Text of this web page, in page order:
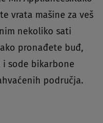
vrata mašine za veš
nekoliko sati
pronađete buđ,
sode bikarbone
područja.